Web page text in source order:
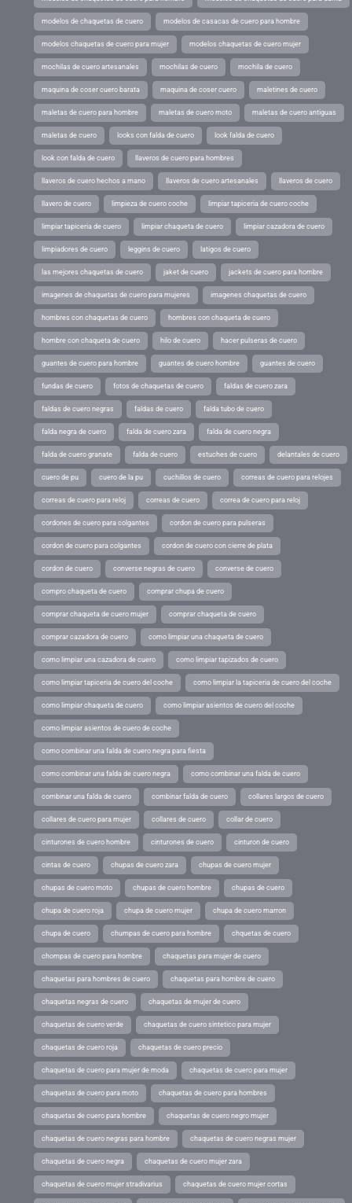
modelos de chaquetas de cuero modelos de casacas de cuero para hombre
modelos chaquetas de cuero para mujer modelos chaquetas de cuero mujer
mochilas de cuero artesanales mochilas de cuero mochila de cuero
maquina de coser cuero barata maquina de coser cuero maletines de cuero
maletas de cuero para hombre maletas de cuero moto maletas de cuero antiguas
maletas de cuero looks con falda de cuero look falda de cuero
look con falda de cuero llaveros de cuero para hombres
llaveros de cuero hechos a mano llaveros de cuero artesanales llaveros de cuero
llavero de cuero limpieza de cuero coche limpiar tapiceria de cuero coche
limpiar tapiceria de cuero limpiar chaqueta de cuero limpiar cazadora de cuero
limpiadores de cuero leggins de cuero latigos de cuero
las mejores chaquetas de cuero jaket de cuero jackets de cuero para hombre
imagenes de chaquetas de cuero para mujeres imagenes chaquetas de cuero
hombres con chaquetas de cuero hombres con chaqueta de cuero
hombre con chaqueta de cuero hilo de cuero hacer pulseras de cuero
guantes de cuero para hombre guantes de cuero hombre guantes de cuero
fundas de cuero fotos de chaquetas de cuero faldas de cuero zara
faldas de cuero negras faldas de cuero falda tubo de cuero
falda negra de cuero falda de cuero zara falda de cuero negra
falda de cuero granate falda de cuero estuches de cuero delantales de cuero
cuero de pu cuero de la pu cuchillos de cuero correas de cuero para relojes
correas de cuero para reloj correas de cuero correa de cuero para reloj
cordones de cuero para colgantes cordon de cuero para pulseras
cordon de cuero para colgantes cordon de cuero con cierre de plata
cordon de cuero converse negras de cuero converse de cuero
compro chaqueta de cuero comprar chupa de cuero
comprar chaqueta de cuero mujer comprar chaqueta de cuero
comprar cazadora de cuero como limpiar una chaqueta de cuero
como limpiar una cazadora de cuero como limpiar tapizados de cuero
como limpiar tapiceria de cuero del coche como limpiar la tapiceria de cuero del coche
como limpiar chaqueta de cuero como limpiar asientos de cuero del coche
como limpiar asientos de cuero de coche
como combinar una falda de cuero negra para fiesta
como combinar una falda de cuero negra como combinar una falda de cuero
combinar una falda de cuero combinar falda de cuero collares largos de cuero
collares de cuero para mujer collares de cuero collar de cuero
cinturones de cuero hombre cinturones de cuero cinturon de cuero
cintas de cuero chupas de cuero zara chupas de cuero mujer
chupas de cuero moto chupas de cuero hombre chupas de cuero
chupa de cuero roja chupa de cuero mujer chupa de cuero marron
chupa de cuero chumpas de cuero para hombre chquetas de cuero
chompas de cuero para hombre chaquetas para mujer de cuero
chaquetas para hombres de cuero chaquetas para hombre de cuero
chaquetas negras de cuero chaquetas de mujer de cuero
chaquetas de cuero verde chaquetas de cuero sintetico para mujer
chaquetas de cuero roja chaquetas de cuero precio
chaquetas de cuero para mujer de moda chaquetas de cuero para mujer
chaquetas de cuero para moto chaquetas de cuero para hombres
chaquetas de cuero para hombre chaquetas de cuero negro mujer
chaquetas de cuero negras para hombre chaquetas de cuero negras mujer
chaquetas de cuero negra chaquetas de cuero mujer zara
chaquetas de cuero mujer stradivarius chaquetas de cuero mujer cortas